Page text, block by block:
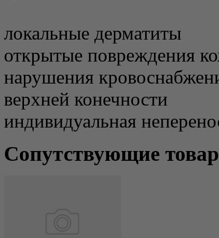
локальные дерматиты
открытые повреждения
нарушения
верхней конечности
индивидуальная
Сопутствующие